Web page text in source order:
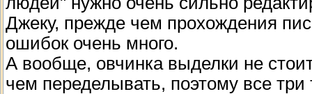
Джеку, прежде чем прохождения
ошибок очень много.
А вообще, овчинка выделки не
чем переделывать, поэтому все